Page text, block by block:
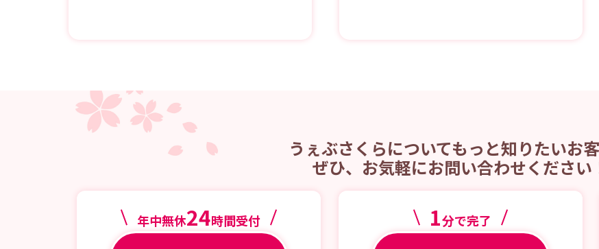
うぇぶさくらについてもっと知りたいお
ぜひ、お気軽にお問い合わせください
年中無休24時間受付 1分で完了